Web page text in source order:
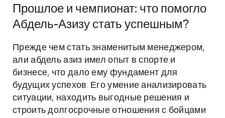
Прошлое и чемпионат: что помогло
Абдель-Азизу стать успешным?
Прежде чем стать знаменитым менеджером,
али абдель азиз имел опыт в спорте и
бизнесе, что дало ему фундамент для
будущих успехов. Его умение анализировать
ситуации, находить выгодные решения и
строить долгосрочные отношения с бойцами